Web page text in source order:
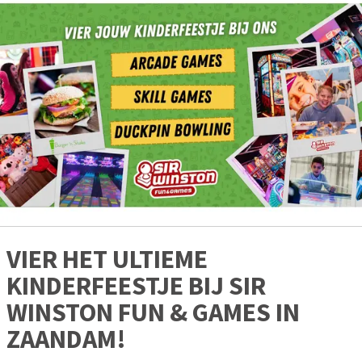
VIER HET ULTIEME
KINDERFEESTJE BIJ SIR
WINSTON FUN & GAMES IN
ZAANDAM!